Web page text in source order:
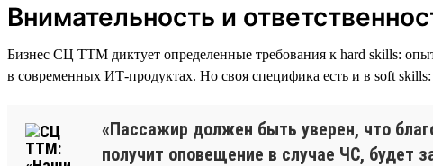
Внимательность и
Бизнес СЦ ТТМ диктует определенные требования к hard skills:
в современных ИТ-продуктах. Но своя специфика есть и в soft skills:
«Пассажир должен быть уверен, что
получит оповещение в случае ЧС, будет